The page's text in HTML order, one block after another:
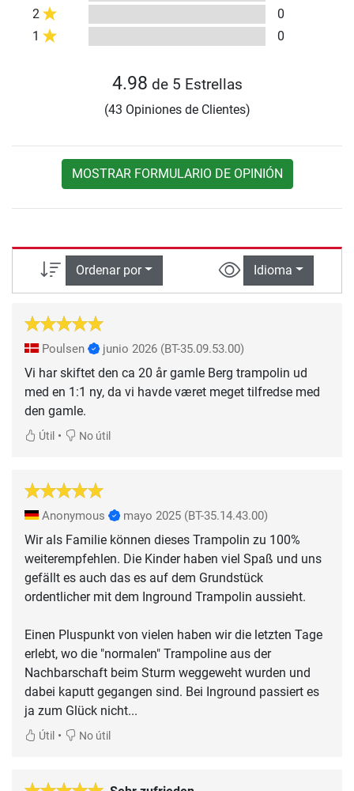
2
0
1
0
4.98 de 5 Estrellas
(43 Opiniones de Clientes)
MOSTRAR FORMULARIO DE OPINIÓN
Ordenar por Idioma
Poulsen junio 2026 (BT-35.09.53.00)
Vi har skiftet den ca 20 år gamle Berg trampolin ud
med en 1:1 ny, da vi havde været meget tilfredse med
den gamle.
Útil • No útil
Anonymous mayo 2025 (BT-35.14.43.00)
Wir als Familie können dieses Trampolin zu 100%
weiterempfehlen. Die Kinder haben viel Spaß und uns
gefällt es auch das es auf dem Grundstück
ordentlicher mit dem Inground Trampolin aussieht.
Einen Pluspunkt von vielen haben wir die letzten Tage
erlebt, wo die "normalen" Trampoline aus der
Nachbarschaft beim Sturm weggeweht wurden und
dabei kaputt gegangen sind. Bei Inground passiert es
ja zum Glück nicht...
Útil • No útil